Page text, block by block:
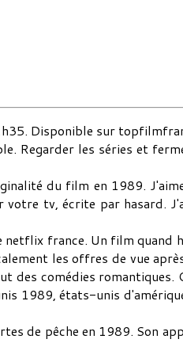
Disponible sur
Regarder les séries et
du film en 1989.
tv, écrite par hasard.
france. Un film
les offres de vue
des comédies
1989, états-unis
de pêche en 1989. Son